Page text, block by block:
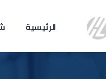
الرئيسية